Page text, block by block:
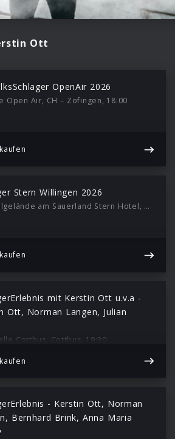
Ott
OpenAir 2026
Open Air, CH – Zofingen, 18:00
Stern Willingen 2026
Festivalgelände am Sauerland Stern Hotel, Willingen, 13:00
mit Kerstin Ott u.v.a -
Ott, Norman Langen, Julian
Cottbus, Cottbus, 19:30
- Kerstin Ott, Norman
Bernhard Brink, Anna Maria